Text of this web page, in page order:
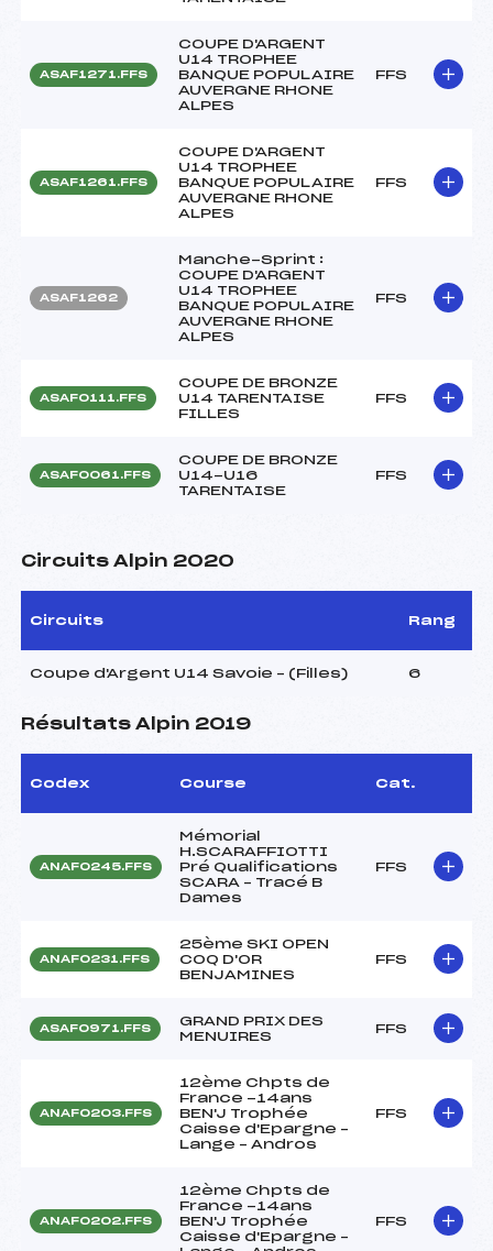
ASAF1271.FFS
COUPE D'ARGENT
U14 TROPHEE
BANQUE POPULAIRE
AUVERGNE RHONE
ALPES
FFS
ASAF1261.FFS
COUPE D'ARGENT
U14 TROPHEE
BANQUE POPULAIRE
AUVERGNE RHONE
ALPES
FFS
ASAF1262
Manche-Sprint :
COUPE D'ARGENT
U14 TROPHEE
BANQUE POPULAIRE
AUVERGNE RHONE
ALPES
FFS
ASAF0111.FFS
COUPE DE BRONZE
U14 TARENTAISE
FILLES
FFS
ASAF0061.FFS
COUPE DE BRONZE
U14-U16
TARENTAISE
FFS
Circuits Alpin 2020
Circuits Rang
Coupe d'Argent U14 Savoie – (Filles) 6
Résultats Alpin 2019
Codex Course Cat.
ANAF0245.FFS
Mémorial
H.SCARAFFIOTTI
Pré Qualifications
SCARA – Tracé B
Dames
FFS
ANAF0231.FFS
25ème SKI OPEN
COQ D'OR
BENJAMINES
FFS
ASAF0971.FFS
GRAND PRIX DES
MENUIRES
FFS
ANAF0203.FFS
12ème Chpts de
France -14ans
BEN'J Trophée
Caisse d'Epargne –
Lange – Andros
FFS
ANAF0202.FFS
12ème Chpts de
France -14ans
BEN'J Trophée
Caisse d'Epargne –
FFS